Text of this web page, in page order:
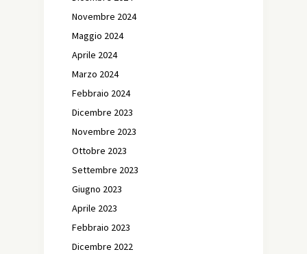
Novembre 2024
Maggio 2024
Aprile 2024
Marzo 2024
Febbraio 2024
Dicembre 2023
Novembre 2023
Ottobre 2023
Settembre 2023
Giugno 2023
Aprile 2023
Febbraio 2023
Dicembre 2022